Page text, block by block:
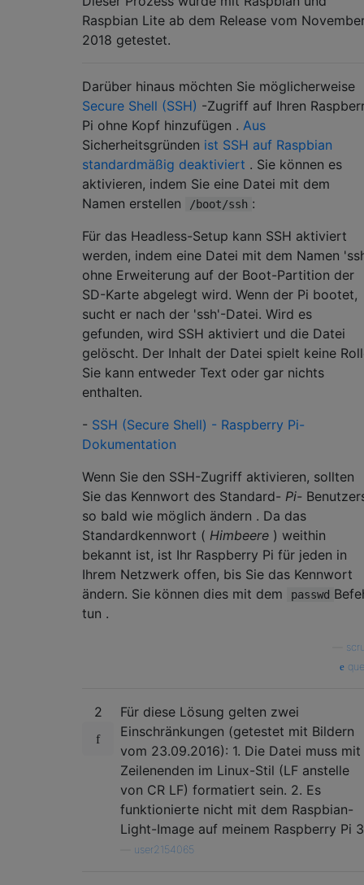
Raspbian Lite ab dem Release vom
2018 getestet.
Darüber hinaus möchten Sie möglicherweise
Secure Shell (SSH) -Zugriff auf Ihren
Pi ohne Kopf hinzufügen . Aus
Sicherheitsgründen ist SSH auf Raspbian
standardmäßig deaktiviert . Sie können es
aktivieren, indem Sie eine Datei mit dem
Namen erstellen
/boot/ssh :
Für das Headless-Setup kann SSH aktiviert
werden, indem eine Datei mit dem Namen
ohne Erweiterung auf der Boot-Partition der
SD-Karte abgelegt wird. Wenn der Pi bootet,
sucht er nach der 'ssh'-Datei. Wird es
gefunden, wird SSH aktiviert und die Datei
gelöscht. Der Inhalt der Datei spielt keine
Sie kann entweder Text oder gar nichts
enthalten.
- SSH (Secure Shell) - Raspberry Pi-
Dokumentation
Wenn Sie den SSH-Zugriff aktivieren, sollten
Sie das Kennwort des Standard- Pi-
so bald wie möglich ändern . Da das
Standardkennwort ( Himbeere ) weithin
bekannt ist, ist Ihr Raspberry Pi für jeden in
Ihrem Netzwerk offen, bis Sie das Kennwort
ändern. Sie können dies mit dem
passwd
tun .
2
Für diese Lösung gelten zwei
Einschränkungen (getestet mit Bildern
vom 23.09.2016): 1. Die Datei muss mit
Zeilenenden im Linux-Stil (LF anstelle
von CR LF) formatiert sein. 2. Es
funktionierte nicht mit dem Raspbian-
Light-Image auf meinem Raspberry Pi
user2154065